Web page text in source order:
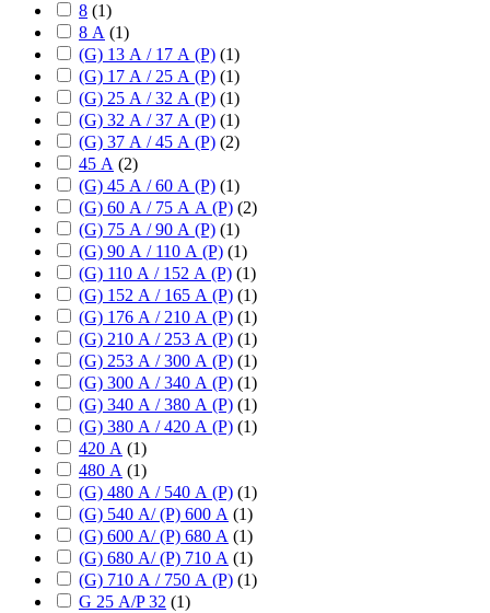
8 (1)
8 А (1)
(G) 13 А / 17 А (P) (1)
(G) 17 А / 25 А (P) (1)
(G) 25 А / 32 А (P) (1)
(G) 32 А / 37 А (P) (1)
(G) 37 А / 45 А (P) (2)
45 А (2)
(G) 45 А / 60 А (P) (1)
(G) 60 А / 75 А А (P) (2)
(G) 75 А / 90 А (P) (1)
(G) 90 А / 110 А (P) (1)
(G) 110 А / 152 А (P) (1)
(G) 152 А / 165 А (P) (1)
(G) 176 А / 210 А (P) (1)
(G) 210 А / 253 А (P) (1)
(G) 253 А / 300 А (P) (1)
(G) 300 А / 340 А (P) (1)
(G) 340 А / 380 А (P) (1)
(G) 380 А / 420 А (P) (1)
420 А (1)
480 А (1)
(G) 480 А / 540 А (P) (1)
(G) 540 А/ (P) 600 А (1)
(G) 600 А/ (P) 680 А (1)
(G) 680 А/ (P) 710 А (1)
(G) 710 А / 750 А (P) (1)
G 25 А/P 32 (1)